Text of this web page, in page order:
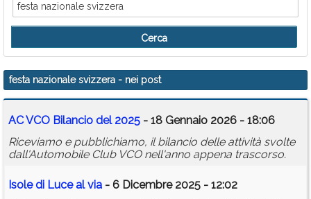
Eventi
Info Utili
Rubriche
Calendario
Annunci
festa nazionale svizzera - nei post
AC VCO Bilancio del 2025 - 18 Gennaio 2026 - 18:06
Riceviamo e pubblichiamo, il bilancio delle attività svolte
dall'Automobile Club VCO nell'anno appena trascorso.
Isole di Luce al via - 6 Dicembre 2025 - 12:02